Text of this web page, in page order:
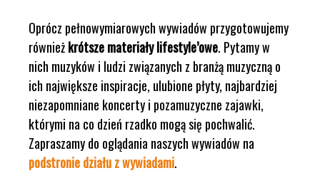
Oprócz pełnowymiarowych wywiadów przygotowujemy
równieżkrótsze materiały lifestyle’owe. Pytamy w
nich muzyków i ludzi związanych z branżą muzyczną o
ich największe inspiracje, ulubione płyty, najbardziej
niezapomniane koncerty i pozamuzyczne zajawki,
którymi na co dzień rzadko mogą się pochwalić.
Zapraszamy do oglądania naszych wywiadów na
podstronie działu z wywiadami.